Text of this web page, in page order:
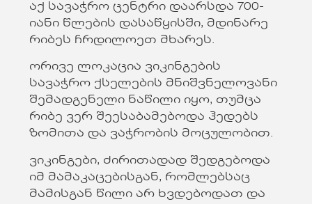
აქ სავაჭრო ცენტრი დაარსდა 700-
იანი წლების დასაწყისში, მდინარე
რიბეს ჩრდილოეთ მხარეს.
ორივე ლოკაცია ვიკინგების
სავაჭრო ქსელების მნიშვნელოვანი
შემადგენელი ნაწილი იყო, თუმცა
რიბე ვერ შეესაბამებოდა ჰედებს
ზომითა და ვაჭრობის მოცულობით.
ვიკინგები, ძირითადად შედგებოდა
იმ მამაკაცებისგან, რომლებსაც
მამისგან წილი არ ხვდებოდათ და